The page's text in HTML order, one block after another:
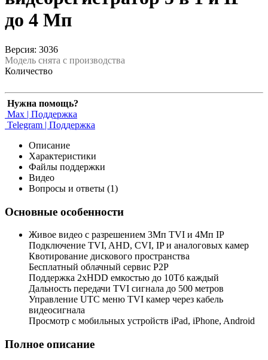
до 4 Мп
Версия: 3036
Модель снята с производства
Количество
Нужна помощь?
Max | Поддержка
Telegram | Поддержка
Описание
Характеристики
Файлы поддержки
Видео
Вопросы и ответы (1)
Основные особенности
Живое видео с разрешением 3Мп TVI и 4Мп IP
Подключение TVI, AHD, CVI, IP и аналоговых камер
Квотирование дискового пространства
Бесплатный облачный сервис Р2Р
Поддержка 2xHDD емкостью до 10Тб каждый
Дальность передачи TVI сигнала до 500 метров
Управление UTC меню TVI камер через кабель
видеосигнала
Просмотр с мобильных устройств iPad, iPhone, Android
Полное описание